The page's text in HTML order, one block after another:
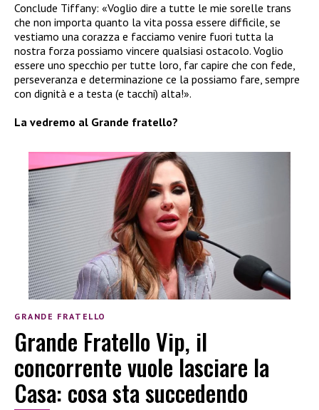
Conclude Tiffany: «Voglio dire a tutte le mie sorelle trans
che non importa quanto la vita possa essere difficile, se
vestiamo una corazza e facciamo venire fuori tutta la
nostra forza possiamo vincere qualsiasi ostacolo. Voglio
essere uno specchio per tutte loro, far capire che con fede,
perseveranza e determinazione ce la possiamo fare, sempre
con dignità e a testa (e tacchi) alta!».
La vedremo al Grande fratello?
GRANDE FRATELLO
Grande Fratello Vip, il
concorrente vuole lasciare la
Casa: cosa sta succedendo